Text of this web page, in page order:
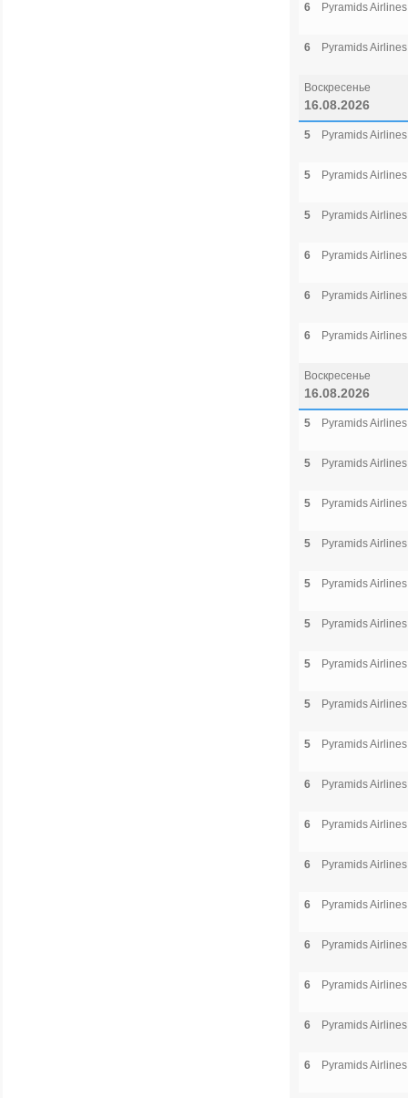
6 Pyramids Airlines
6 Pyramids Airlines
Воскресенье
16.08.2026
5 Pyramids Airlines
5 Pyramids Airlines
5 Pyramids Airlines
6 Pyramids Airlines
6 Pyramids Airlines
6 Pyramids Airlines
Воскресенье
16.08.2026
5 Pyramids Airlines
5 Pyramids Airlines
5 Pyramids Airlines
5 Pyramids Airlines
5 Pyramids Airlines
5 Pyramids Airlines
5 Pyramids Airlines
5 Pyramids Airlines
5 Pyramids Airlines
6 Pyramids Airlines
6 Pyramids Airlines
6 Pyramids Airlines
6 Pyramids Airlines
6 Pyramids Airlines
6 Pyramids Airlines
6 Pyramids Airlines
6 Pyramids Airlines